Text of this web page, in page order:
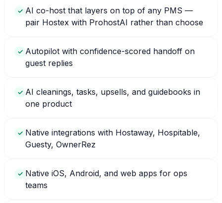
✓ AI co-host that layers on top of any PMS —
pair Hostex with ProhostAI rather than choose
✓ Autopilot with confidence-scored handoff on
guest replies
✓ AI cleanings, tasks, upsells, and guidebooks in
one product
✓ Native integrations with Hostaway, Hospitable,
Guesty, OwnerRez
✓ Native iOS, Android, and web apps for ops
teams